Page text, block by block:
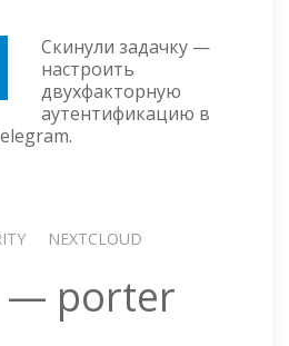
2FA
ЧЕРЕЗ
TELEGRAM
Скинули задачку —
настроить
двухфакторную
аутентификацию в
NEXTCLOUD
— porter